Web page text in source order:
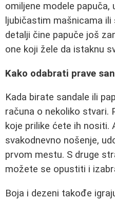
omiljene modele papuča,
ljubičastim mašnicama
detalji čine papuče još
one koji žele da istaknu
Kako odabrati prave
Kada birate sandale ili
računa o nekoliko stvari.
koje prilike ćete ih nositi.
svakodnevno nošenje,
prvom mestu. S druge
možete se opustiti i
Boja i dezeni takođe